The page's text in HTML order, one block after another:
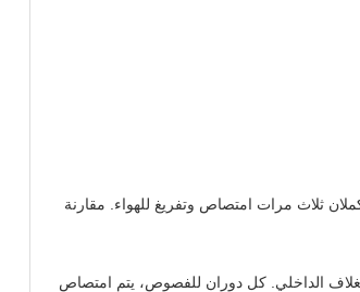
ثلاث مرات امتصاص وتفريغ للهواء. مقارنة
الداخلي. كل دوران للفصوص، يتم امتصاص